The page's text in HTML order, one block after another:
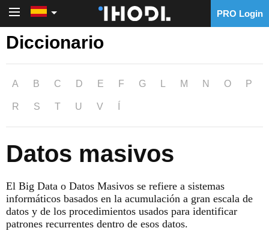
PRO Login
Diccionario
A B C D E F G M N O P
R S T U V
Datos masivos
El Big Data o Datos Masivos se refiere a sistemas
informáticos basados en la acumulación a gran escala de
datos y de los procedimientos usados para identificar
patrones recurrentes dentro de esos datos.